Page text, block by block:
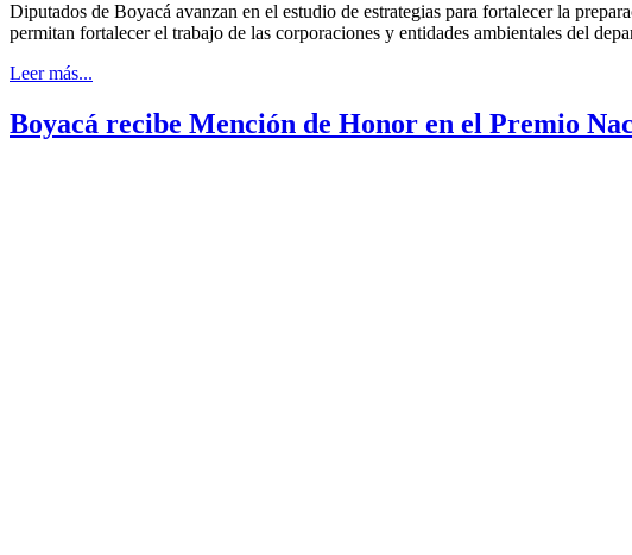
Diputados de Boyacá avanzan en el estudio de estrategias para fortalecer la
permitan fortalecer el trabajo de las corporaciones y entidades ambientales del
Leer más...
Boyacá recibe Mención de Honor en el Premio